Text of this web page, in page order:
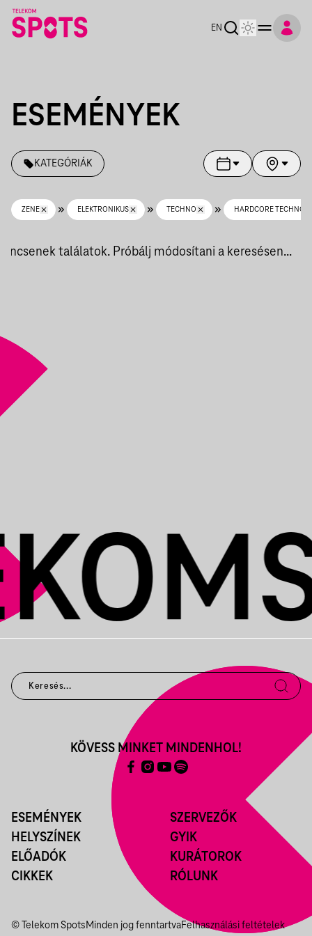
EN
ESEMÉNYEK
KATEGÓRIÁK
ZENE ELEKTRONIKUS TECHNO HARDCORE TECHNO
találatok. Próbálj módosítani a keresésen...
ESEMÉNYEK
HELYSZÍNEK
ELŐADÓK
CIKKEK
SZERVEZŐK
GYIK
KURÁTOROK
RÓLUNK
KÖVESS MINKET MINDENHOL!
© Telekom SpotsMinden jog fenntartvaFelhasználási feltételek
Telekom Spots